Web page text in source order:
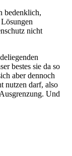
bedenklich,
nicht
bestes sie da so
aber dennoch
nutzen darf, also
Und